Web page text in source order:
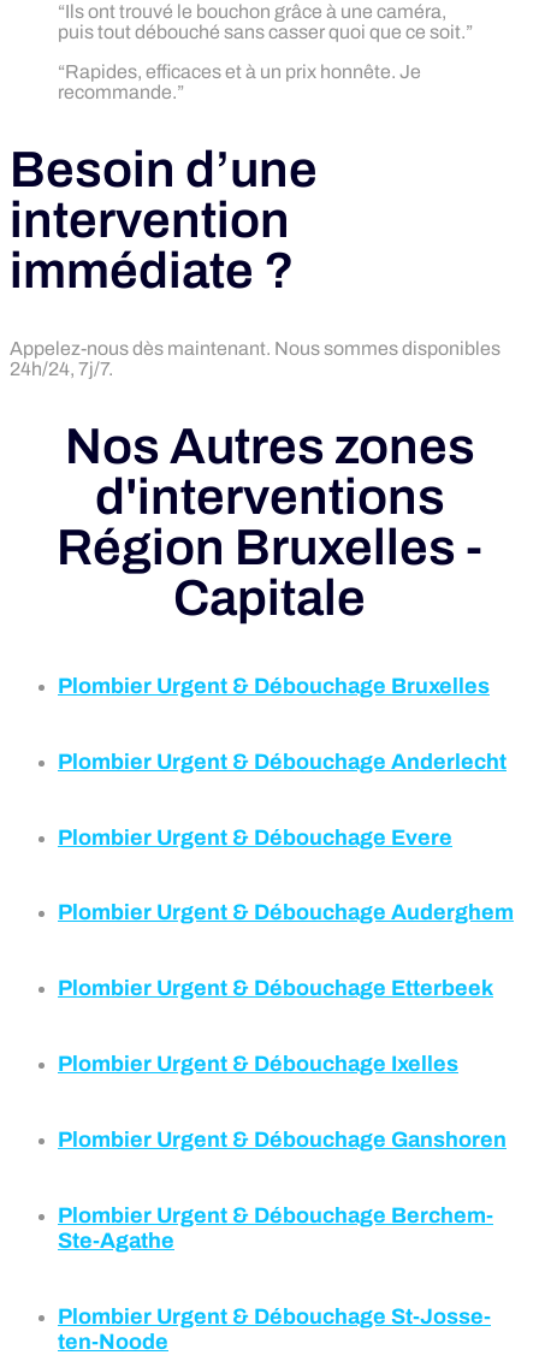
“Ils ont trouvé le bouchon grâce à une caméra,
puis tout débouché sans casser quoi que ce soit.”
“Rapides, efficaces et à un prix honnête. Je
recommande.”
Besoin d’une
intervention
immédiate ?
Appelez-nous dès maintenant. Nous sommes disponibles
24h/24, 7j/7.
Nos Autres zones
d'interventions
Région Bruxelles -
Capitale
Plombier Urgent & Débouchage Bruxelles
Plombier Urgent & Débouchage Anderlecht
Plombier Urgent & Débouchage Evere
Plombier Urgent & Débouchage Auderghem
Plombier Urgent & Débouchage Etterbeek
Plombier Urgent & Débouchage Ixelles
Plombier Urgent & Débouchage Ganshoren
Plombier Urgent & Débouchage Berchem-
Ste-Agathe
Plombier Urgent & Débouchage St-Josse-
ten-Noode